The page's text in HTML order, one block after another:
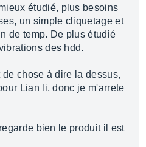
étudié, plus besoins
un simple cliquetage et
de temp. De plus étudié
des hdd.
chose à dire la dessus,
Lian li, donc je m'arrete
bien le produit il est